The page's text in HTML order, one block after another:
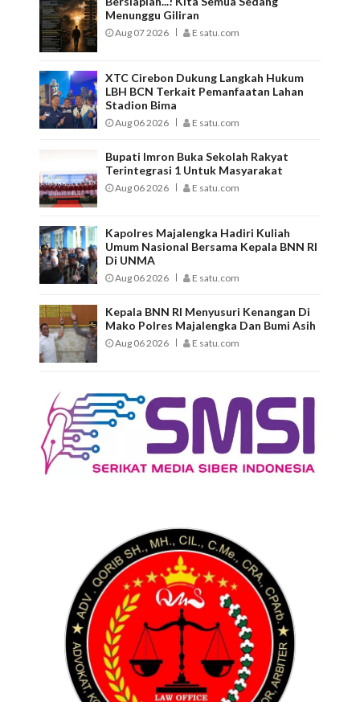
Menunggu Giliran
Aug 07 2026 E satu.com
XTC Cirebon Dukung Langkah Hukum
LBH BCN Terkait Pemanfaatan Lahan
Stadion Bima
Aug 06 2026 E satu.com
Bupati Imron Buka Sekolah Rakyat
Terintegrasi 1 Untuk Masyarakat
Aug 06 2026 E satu.com
Kapolres Majalengka Hadiri Kuliah
Umum Nasional Bersama Kepala BNN RI
Di UNMA
Aug 06 2026 E satu.com
Kepala BNN RI Menyusuri Kenangan Di
Mako Polres Majalengka Dan Bumi Asih
Aug 06 2026 E satu.com